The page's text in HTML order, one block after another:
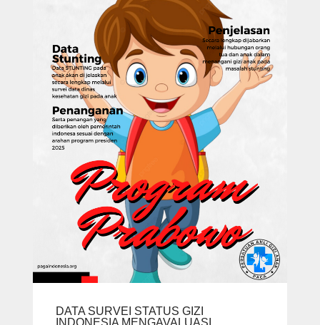
DATA SURVEI STATUS GIZI
INDONESIA MENGAVALUASI